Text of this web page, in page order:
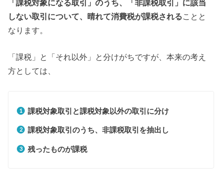
「課税対象になる取引」のうち、「非課税取引」に該当
しない取引について、晴れて消費税が課税されることと
なります。
「課税」と「それ以外」と分けがちですが、本来の考え
方としては、
課税対象取引と課税対象以外の取引に分け
課税対象取引のうち、非課税取引を抽出し
残ったものが課税